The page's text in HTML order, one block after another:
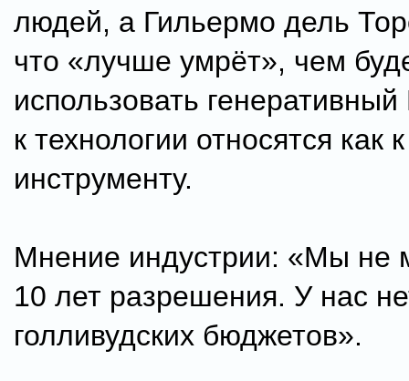
людей, а Гильермо дель
что «лучше умрёт», чем
использовать
к технологии относятся как
инструменту.
Мнение индустрии: «Мы не
10 лет разрешения. У нас
голливудских бюджетов».